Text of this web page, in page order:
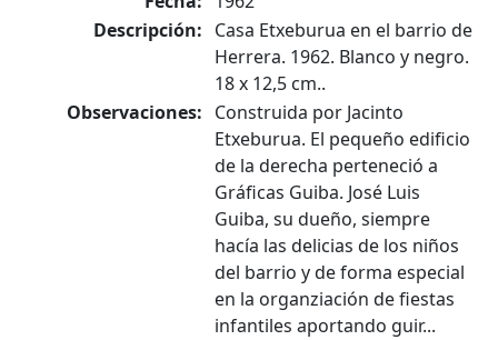
Descripción: Casa Etxeburua en el barrio de
Herrera. 1962. Blanco y negro.
18 x 12,5 cm..
Observaciones: Construida por Jacinto
Etxeburua. El pequeño edificio
de la derecha perteneció a
Gráficas Guiba. José Luis
Guiba, su dueño, siempre
hacía las delicias de los niños
del barrio y de forma especial
en la organziación de fiestas
infantiles aportando guir...